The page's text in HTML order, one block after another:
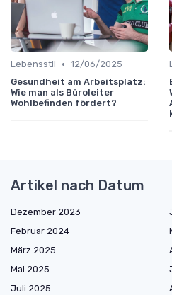
Lebensstil • 12/06/2025
Gesundheit am Arbeitsplatz:
Wie man als Büroleiter
Wohlbefinden fördert?
Artikel nach Datum
Dezember 2023
Februar 2024
März 2025
Mai 2025
Juli 2025